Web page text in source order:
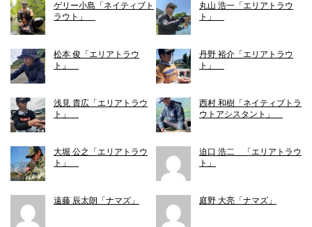
ゲリー小島「ネイティブト
ラウト」
丸山 浩一「エリアトラウ
ト」
松本 俊「エリアトラウ
ト」
丹野 裕介「エリアトラウ
ト」
浅見 貴広「エリアトラウ
ト」
西村 和樹「ネイティブトラ
ウトアシスタント」
大堀 公之「エリアトラウ
ト」
迫口 浩二 「エリアトラウ
ト」
遠藤 辰太朗「ナマズ」 庭野 大亮「ナマズ」